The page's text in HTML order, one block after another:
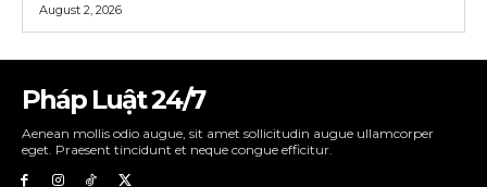
August 2, 2026
Pháp Luật 24/7
Aenean mollis odio augue, sit amet sollicitudin augue ullamcorper
eget. Praesent tincidunt et neque congue efficitur.